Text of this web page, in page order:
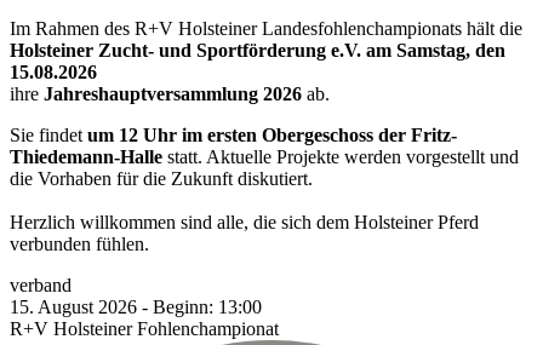
Im Rahmen des R+V Holsteiner Landesfohlenchampionats hält die
Holsteiner Zucht- und Sportförderung e.V. am Samstag, den
15.08.2026
ihre Jahreshauptversammlung 2026 ab.
Sie findet um 12 Uhr im ersten Obergeschoss der Fritz-
Thiedemann-Halle statt. Aktuelle Projekte werden vorgestellt und
die Vorhaben für die Zukunft diskutiert.
Herzlich willkommen sind alle, die sich dem Holsteiner Pferd
verbunden fühlen.
verband
15. August 2026 - Beginn: 13:00
R+V Holsteiner Fohlenchampionat